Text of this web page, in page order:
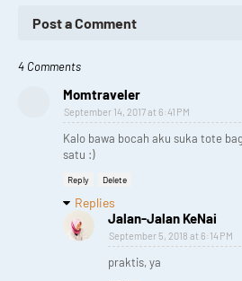
Post a Comment
4 Comments
Momtraveler
September 14, 2017 at 6:41 PM
Kalo bawa bocah aku suka tote
satu :)
Reply Delete
Replies
Jalan-Jalan KeNai
September 5, 2018 at 6:14 PM
praktis, ya